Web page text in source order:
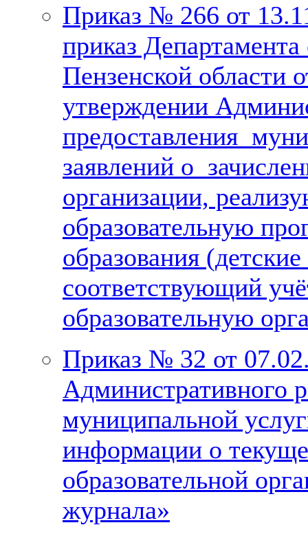
Приказ № 266 от
приказ Департамента
Пензенской
утверждении
предоставления
заявлений о
организации,
образовательную
образования
соответствующий
образовательную
Приказ № 32 от
Административного
муниципальной
информации о
образовательной
журнала»